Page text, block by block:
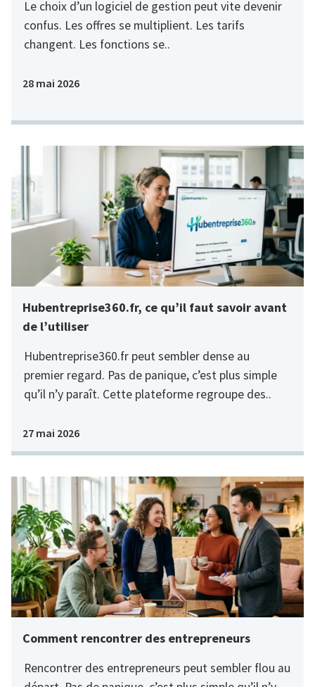
Le choix d’un logiciel de gestion peut vite devenir
confus. Les offres se multiplient. Les tarifs
changent. Les fonctions se..
28 mai 2026
Hubentreprise360.fr, ce qu’il faut savoir avant
de l’utiliser
Hubentreprise360.fr peut sembler dense au
premier regard. Pas de panique, c’est plus simple
qu’il n’y paraît. Cette plateforme regroupe des..
27 mai 2026
Comment rencontrer des entrepreneurs
Rencontrer des entrepreneurs peut sembler flou au